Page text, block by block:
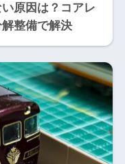
原因は？コアレ
整備で解決